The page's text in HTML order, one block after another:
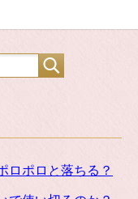
ロポロと落ちる？